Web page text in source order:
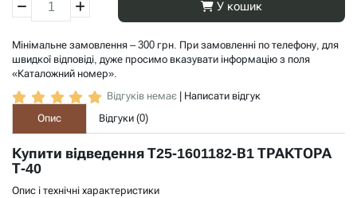
У кошик
Мінімальне замовлення – 300 грн. При замовленні по телефону, для
швидкої відповіді, дуже просимо вказувати інформацію з поля
«Каталожний номер».
Відгуків немає
Написати відгук
Опис
Відгуки (0)
Купити відведення Т25-1601182-В1 ТРАКТОРА
Т-40
Опис і технічні характеристики